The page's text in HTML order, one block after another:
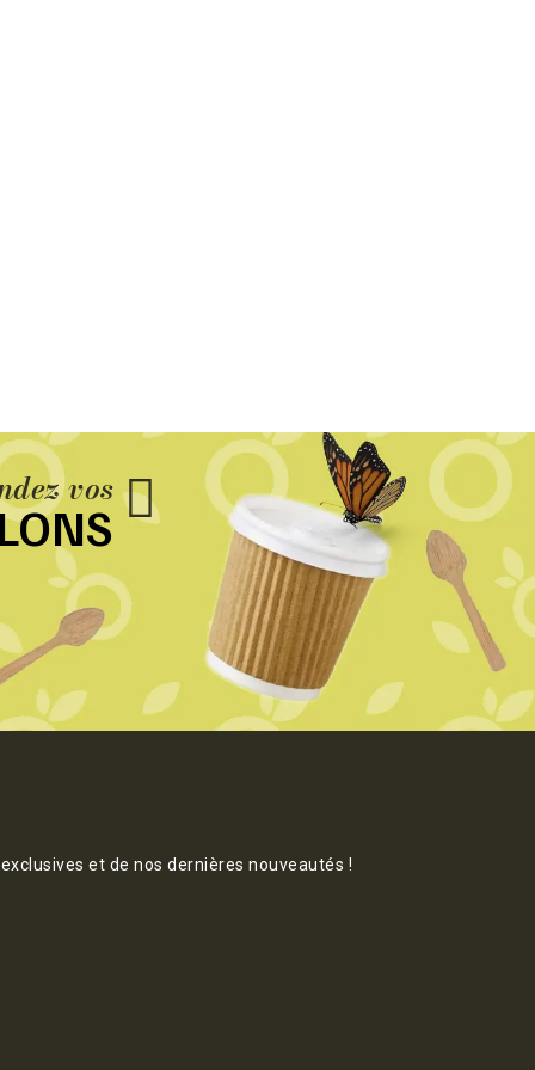
vos
et de nos dernières nouveautés !